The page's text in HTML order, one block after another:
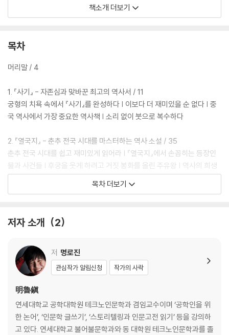
기 같은 시각을 버리고 구만 리를 날아가는 새의 눈을 가지라는 장자의 말
에 하루살이 같았던 좁은 시야가 환하게 트일 것이다. 또, 곰이 사람이 되고
중한 우리 민족의 자산인지 깨닫고 큰 자긍심을 갖게 될 것이다. 그리하여
책에서 발견할 수 있을 것이다. 앞으로 무한히 펼쳐질 열네 살 청소년들의
책소개 더보기
목차
머리말 / 4
1. 『사기』 - 자존심과 맞바꾼 최고의 역사서 / 11
궁형의 치욕 속에서 『사기』를 완성하다 | 이보다 더 재미있을 순 없다 | 중
국 역사에서 가장 중요한 역사책 | 소리 없이 붓으로 복수하다
2. 『열국지』 - 춘추 전국 시대를 마스터하는 역사 소설 / 35
춘추 전국 시대를 쉽고 재미있게 읽어라 | 『열국지』에서 손꼽히는 등장인
물과 사건들 | 후궁을 웃게 하려고 거짓 봉화를 올린 주유왕 | 역사의 희생
양이 된 여자들 | 자신의 어리석음으로 목숨을 잃은 군주들 | 정장공, 황천
에 가기 전까지는 어머니를 뵙지 않으리 | 초장왕, 3년 동안 날지도 울지도
휴머니스트 공자의 인仁 이야기 | 공자에 대한 몇 가지 오해 | 공자는 고리
타분한 사람이었다? | 공자는 무조건 효도하라고 했다? | 공자는 사랑이나
유머를 몰랐다? | 공자는 어떻게 살았을까? | 공자가 공산주의자라고? |
다시 들어 보는 공자의 명언 10가지 | 공자와 제자들의 아름다운 하모니 |
굶어 죽어도 신념은 지켜야지 | 너 놀러 갈 때 나도 부르렴 | 자르고 다듬고
쪼고 갈다 | 공자, 이런 모습 처음이야 | 미안해, 농담이었어 | 내가 상갓집
개 같다고? | 노래를 시켰다면 답가는 예의지 | 죽어 보면 알겠지
목차 더보기
저자 소개 2
저 명로진
관심작가 알림신청 작가의 사락
明魯鎭
연세대학교 공학대학원 테크노인문학과 겸임교수이며 ‘공학인을 위
한 논어’, ‘인문학 글쓰기’, ‘스토리텔링과 인문고전 읽기’ 등을 강의하
고 있다. 연세대학교 불어불문학과와 동 대학원 테크노인문학과를 졸